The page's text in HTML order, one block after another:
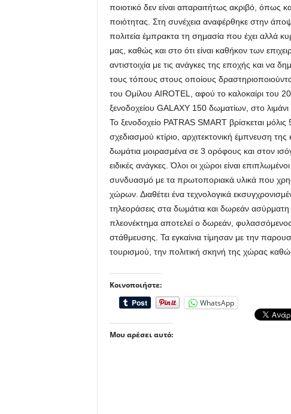
ποιοτικό δεν είναι απαραιτήτως ακριβό, όπως
ποιότητας. Στη συνέχεια αναφέρθηκε στην
πολιτεία έμπρακτα τη σημασία που έχει αλλά
μας, καθώς και στο ότι είναι καθήκον των
αντιστοιχία με τις ανάγκες της εποχής και να
τους τόπους στους οποίους
του Ομίλου AIROTEL, αφού το καλοκαίρι του
ξενοδοχείου GALAXY 150 δωματίων, στο λιμάνι
Το ξενοδοχείο PATRAS SMART βρίσκεται
σχεδιασμού κτίριο, αρχιτεκτονική έμπνευση
δωμάτια μοιρασμένα σε 3 ορόφους και στον
ειδικές ανάγκες. Όλοι οι χώροι είναι
συνδυασμό με τα πρωτοποριακά υλικά που
χώρων. Διαθέτει ένα τεχνολογικά
τηλεοράσεις στα δωμάτια και δωρεάν
πλεονέκτημα αποτελεί ο δωρεάν,
στάθμευσης. Τα εγκαίνια τίμησαν με την
τουρισμού, την πολιτική σκηνή της χώρας
Κοινοποιήστε:
WhatsApp
Μου αρέσει αυτό: